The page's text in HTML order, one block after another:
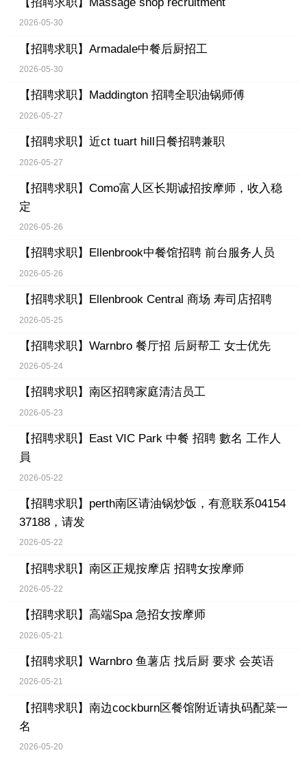
2026-05-30
【招聘求职】 Armadale中餐后厨招工
2026-05-30
【招聘求职】 Maddington 招聘全职油锅师傅
2026-05-27
【招聘求职】 近ct tuart hill日餐招聘兼职
2026-05-27
【招聘求职】 Como富人区长期诚招按摩师，收入稳
定
2026-05-26
【招聘求职】 Ellenbrook中餐馆招聘 前台服务人员
2026-05-26
【招聘求职】 Ellenbrook Central 商场 寿司店招聘
2026-05-25
【招聘求职】 Warnbro 餐厅招 后厨帮工 女士优先
2026-05-24
【招聘求职】 南区招聘家庭清洁员工
2026-05-23
【招聘求职】 East VIC Park 中餐 招聘 數名 工作人
員
2026-05-22
【招聘求职】 perth南区请油锅炒饭，有意联系04154
37188，请发
2026-05-22
【招聘求职】 南区正规按摩店 招聘女按摩师
2026-05-22
【招聘求职】 高端Spa 急招女按摩师
2026-05-21
【招聘求职】 Warnbro 鱼薯店 找后厨 要求 会英语
2026-05-21
【招聘求职】 南边cockburn区餐馆附近请执码配菜一
名
2026-05-20